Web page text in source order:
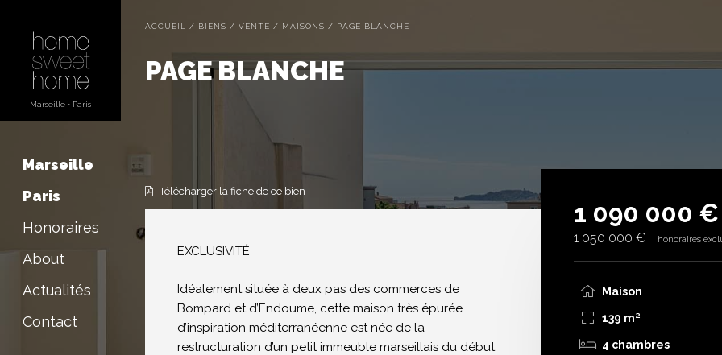
Marseille
Paris
Honoraires
About
Actualités
Contact
ACCUEIL / BIENS / VENTE / MAISONS / PAGE BLANCHE
PAGE BLANCHE
Télécharger la fiche de ce bien
EXCLUSIVITÉ
Idéalement située à deux pas des commerces de
Bompard et d’Endoume, cette maison très épurée
d’inspiration méditerranéenne est née de la
restructuration d’un petit immeuble marseillais du début
1 090 000 €
1 050 000 €
honoraires
Maison
139 m²
4 chambres